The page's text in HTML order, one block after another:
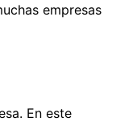
empresas
En este